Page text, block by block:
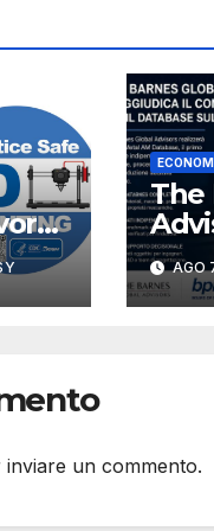
The
per
AGO
inviare un commento.